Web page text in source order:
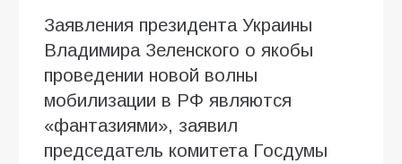
Заявления президента Украины
Владимира Зеленского о якобы
проведении новой волны
мобилизации в РФ являются
«фантазиями», заявил
председатель комитета Госдумы